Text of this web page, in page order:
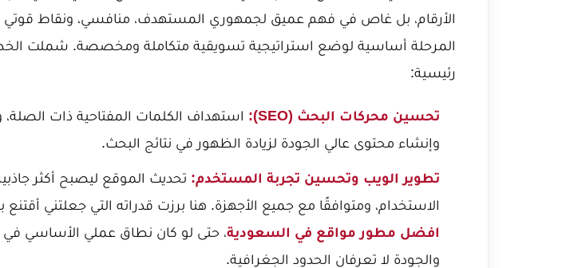
الأرقام، بل غاص في فهم عميق لجمهوري المستهدف، منافسي، ونقاط
المرحلة أساسية لوضع استراتيجية تسويقية متكاملة ومخصصة. شملت
رئيسية:
تحسين محركات البحث (SEO):
استهداف الكلمات المفتاحية ذات
وإنشاء محتوى عالي الجودة لزيادة الظهور في نتائج البحث.
تطوير الويب وتحسين تجربة المستخدم: تحديث الموقع ليصبح أكثر
الاستخدام، ومتوافقًا مع جميع الأجهزة. هنا برزت قدراته التي جعلتني أقتنع
افضل مطور مواقع في السعودية، حتى لو كان نطاق عملي الأساسي في
والجودة لا تعرفان الحدود الجغرافية.